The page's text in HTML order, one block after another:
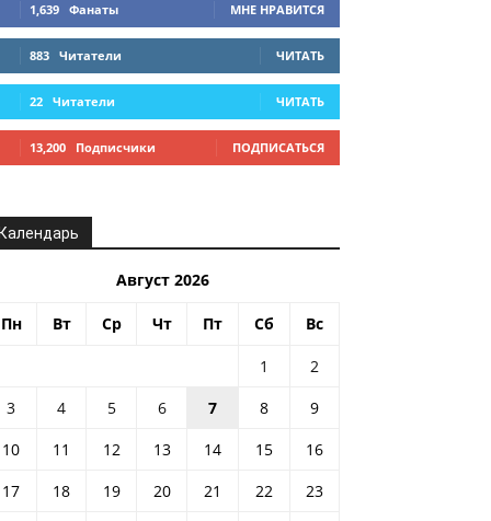
1,639 Фанаты МНЕ НРАВИТСЯ
883 Читатели ЧИТАТЬ
22 Читатели ЧИТАТЬ
13,200 Подписчики ПОДПИСАТЬСЯ
Август 2026
Пн Вт Ср Чт Пт Сб Вс
1
2
3
4 5 6 7 8
9
10
11 12 13 14 15
16
17
18 19 20 21 22
23